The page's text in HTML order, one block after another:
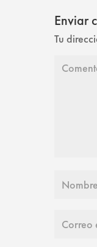
Enviar
Tu